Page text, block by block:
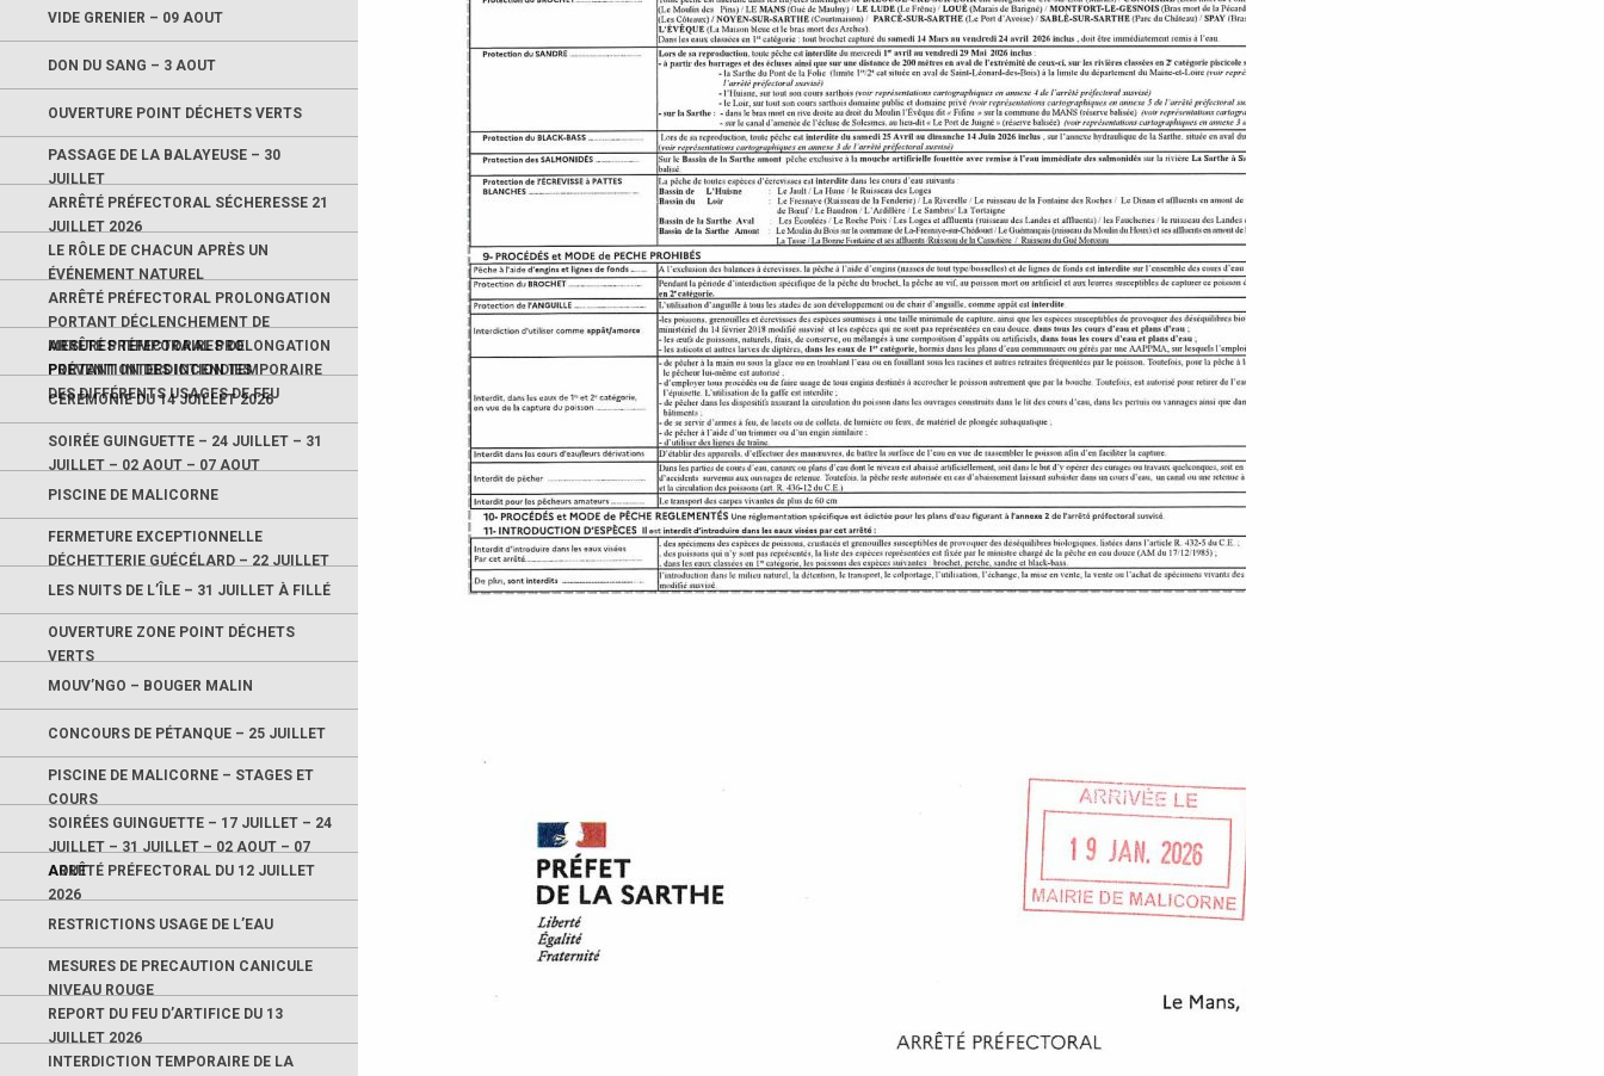
VIDE GRENIER – 09 AOUT
DON DU SANG – 3 AOUT
OUVERTURE POINT DÉCHETS VERTS
PASSAGE DE LA BALAYEUSE – 30
JUILLET
ARRÊTÉ PRÉFECTORAL SÉCHERESSE 21
JUILLET 2026
LE RÔLE DE CHACUN APRÈS UN
ÉVÉNEMENT NATUREL
ARRÊTÉ PRÉFECTORAL PROLONGATION
PORTANT DÉCLENCHEMENT DE
MESURES TEMPORAIRES DE
PRÉVENTION DES INCENDIES
ARRÊTÉ PRÉFECTORAL PROLONGATION
PORTANT INTERDICTION TEMPORAIRE
DES DIFFÉRENTS USAGES DE FEU
CÉRÉMONIE DU 14 JUILLET 2026
SOIRÉE GUINGUETTE – 24 JUILLET – 31
JUILLET – 02 AOUT – 07 AOUT
PISCINE DE MALICORNE
FERMETURE EXCEPTIONNELLE
DÉCHETTERIE GUÉCÉLARD – 22 JUILLET
LES NUITS DE L’ÎLE – 31 JUILLET À FILLÉ
OUVERTURE ZONE POINT DÉCHETS
VERTS
MOUV’NGO – BOUGER MALIN
CONCOURS DE PÉTANQUE – 25 JUILLET
PISCINE DE MALICORNE – STAGES ET
COURS
SOIRÉES GUINGUETTE – 17 JUILLET – 24
JUILLET – 31 JUILLET – 02 AOUT – 07
AOUT
ARRÊTÉ PRÉFECTORAL DU 12 JUILLET
2026
RESTRICTIONS USAGE DE L’EAU
MESURES DE PRECAUTION CANICULE
NIVEAU ROUGE
REPORT DU FEU D’ARTIFICE DU 13
JUILLET 2026
INTERDICTION TEMPORAIRE DE LA